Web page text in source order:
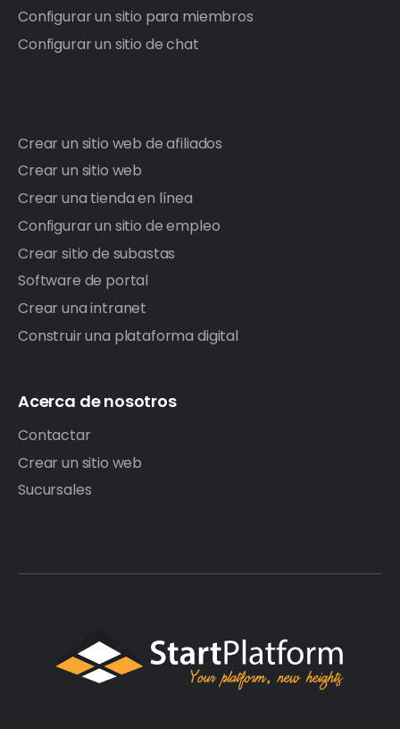
Configurar un sitio para miembros
Configurar un sitio de chat
Crear un sitio web de afiliados
Crear un sitio web
Crear una tienda en línea
Configurar un sitio de empleo
Crear sitio de subastas
Software de portal
Crear una intranet
Construir una plataforma digital
Acerca de nosotros
Contactar
Crear un sitio web
Sucursales